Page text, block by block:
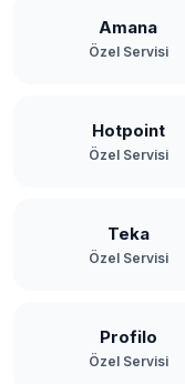
Amana
Özel Servisi
Hotpoint
Özel Servisi
Teka
Özel Servisi
Profilo
Özel Servisi